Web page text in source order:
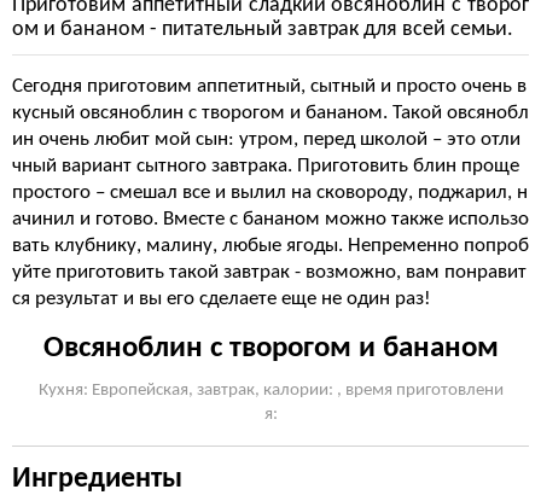
Приготовим аппетитный сладкий овсяноблин с творог
ом и бананом - питательный завтрак для всей семьи.
Сегодня приготовим аппетитный, сытный и просто очень в
кусный овсяноблин с творогом и бананом. Такой овсянобл
ин очень любит мой сын: утром, перед школой – это отли
чный вариант сытного завтрака. Приготовить блин проще
простого – смешал все и вылил на сковороду, поджарил, н
ачинил и готово. Вместе с бананом можно также использо
вать клубнику, малину, любые ягоды. Непременно попроб
уйте приготовить такой завтрак - возможно, вам понравит
ся результат и вы его сделаете еще не один раз!
Овсяноблин с творогом и бананом
Кухня: Европейская, завтрак, калории: , время приготовлени
я:
Ингредиенты